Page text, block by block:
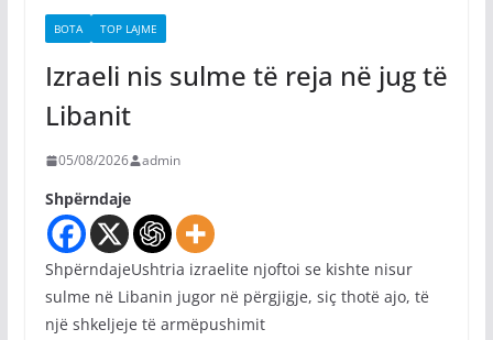
BOTA TOP LAJME
Izraeli nis sulme të reja në jug të
Libanit
05/08/2026 admin
Shpërndaje
ShpërndajeUshtria izraelite njoftoi se kishte nisur
sulme në Libanin jugor në përgjigje, siç thotë ajo, të
një shkeljeje të armëpushimit